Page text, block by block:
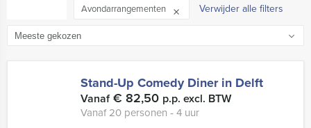
Avondarrangementen Verwijder alle filters
Stand-Up Comedy Diner in Delft
Vanaf€ 82,50 p.p. excl. BTW
Vanaf 20 personen ‐ 4 uur